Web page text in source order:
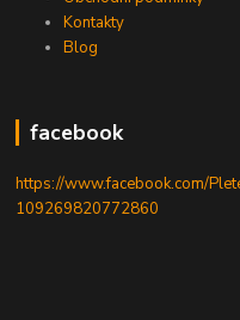
Kontakty
Blog
facebook
https://www.facebook.com/
109269820772860